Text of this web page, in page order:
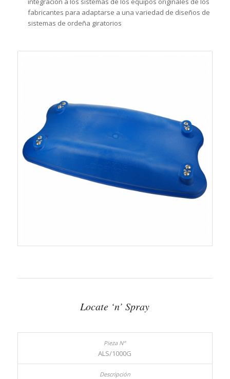
fabricantes para adaptarse a una variedad de diseños de
sistemas de ordeña giratorios
Locate ‘n’ Spray
ALS/1000G